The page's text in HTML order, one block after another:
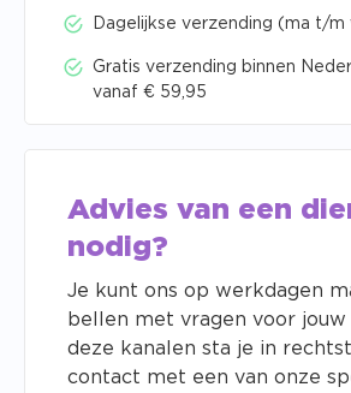
Dagelijkse verzending (ma t/m
Gratis verzending binnen
vanaf € 59,95
Advies van een
nodig?
Je kunt ons op werkdagen
bellen met vragen voor jouw
deze kanalen sta je in
contact met een van onze